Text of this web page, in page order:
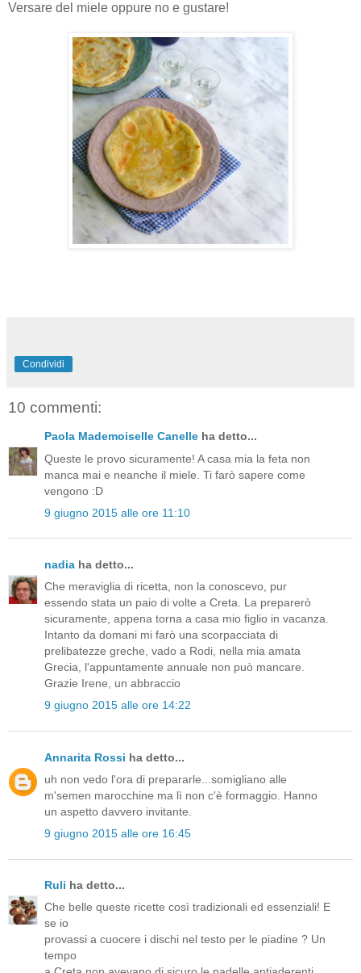
Versare del miele oppure no e gustare!
Condividi
10 commenti:
Paola Mademoiselle Canelle ha detto...
Queste le provo sicuramente! A casa mia la feta non
manca mai e neanche il miele. Ti farò sapere come
vengono :D
9 giugno 2015 alle ore 11:10
nadia ha detto...
Che meraviglia di ricetta, non la conoscevo, pur
essendo stata un paio di volte a Creta. La preparerò
sicuramente, appena torna a casa mio figlio in vacanza.
Intanto da domani mi farò una scorpacciata di
prelibatezze greche, vado a Rodi, nella mia amata
Grecia, l'appuntamente annuale non può mancare.
Grazie Irene, un abbraccio
9 giugno 2015 alle ore 14:22
Annarita Rossi ha detto...
uh non vedo l'ora di prepararle...somigliano alle
m'semen marocchine ma lì non c'è formaggio. Hanno
un aspetto davvero invitante.
9 giugno 2015 alle ore 16:45
Ruli ha detto...
Che belle queste ricette così tradizionali ed essenziali! E
se io
provassi a cuocere i dischi nel testo per le piadine ? Un
tempo